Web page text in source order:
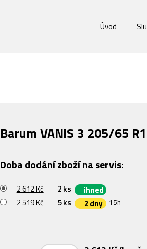
Úvod
Barum VANIS 3 205/65
Doba dodání zboží na servis:
2 612 Kč 2 ks
ihned
2 519 Kč
5 ks 2 dny 15h